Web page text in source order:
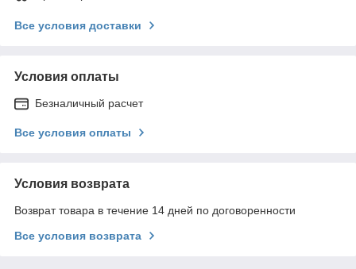
Все условия доставки
Условия оплаты
Безналичный расчет
Все условия оплаты
Условия возврата
Возврат товара в течение 14 дней по договоренности
Все условия возврата